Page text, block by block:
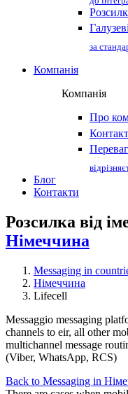
за
Компанія
Компанія
Про
Блог
Контакти
Розсилка від
Німеччина
Messaging in
Німеччина
Lifecell
Messaggio messaging
channels to eir, all other
multichannel message
(Viber, WhatsApp, RCS)
Back to Messaging in